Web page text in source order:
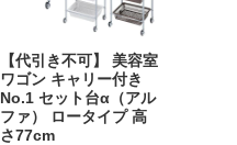
【代引き不可】 美容室
ワゴン キャリー付き
No.1 セット台α（アル
ファ） ロータイプ 高
さ77cm